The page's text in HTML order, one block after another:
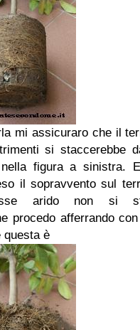
mi assicuraro che il
si staccerebbe
figura a sinistra.
il sopravvento sul
arido non si
procedo afferrando
questa è